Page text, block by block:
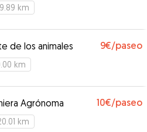
km
de los animales 9€/paseo
km
Agrónoma 10€/paseo
km